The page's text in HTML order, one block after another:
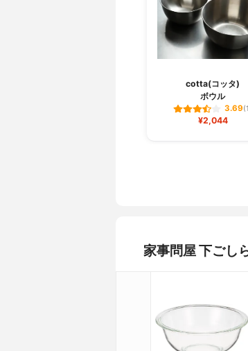
cotta(コッタ)
ボウル
3.69
¥2,044
家事問屋 下ごし